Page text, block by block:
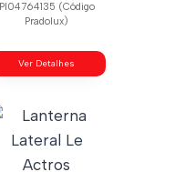
Pl04764135 (Código
Pradolux)
Ver Detalhes